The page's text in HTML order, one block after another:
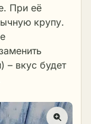
При её
крупу.
– вкус будет